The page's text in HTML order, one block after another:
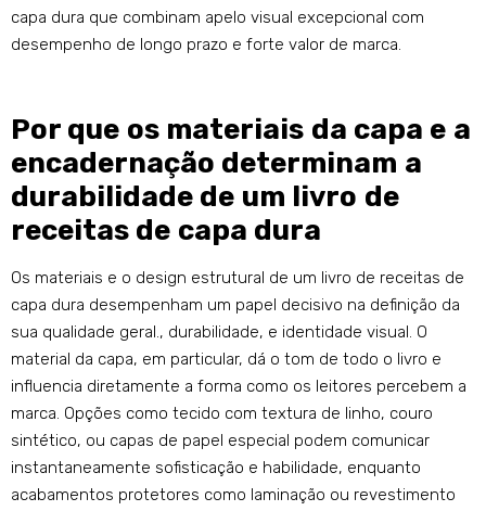
capa dura que combinam apelo visual excepcional com
desempenho de longo prazo e forte valor de marca.
Por que os materiais da capa e a
encadernação determinam a
durabilidade de um livro de
receitas de capa dura
Os materiais e o design estrutural de um livro de receitas de
capa dura desempenham um papel decisivo na definição da
sua qualidade geral., durabilidade, e identidade visual. O
material da capa, em particular, dá o tom de todo o livro e
influencia diretamente a forma como os leitores percebem a
marca. Opções como tecido com textura de linho, couro
sintético, ou capas de papel especial podem comunicar
instantaneamente sofisticação e habilidade, enquanto
acabamentos protetores como laminação ou revestimento